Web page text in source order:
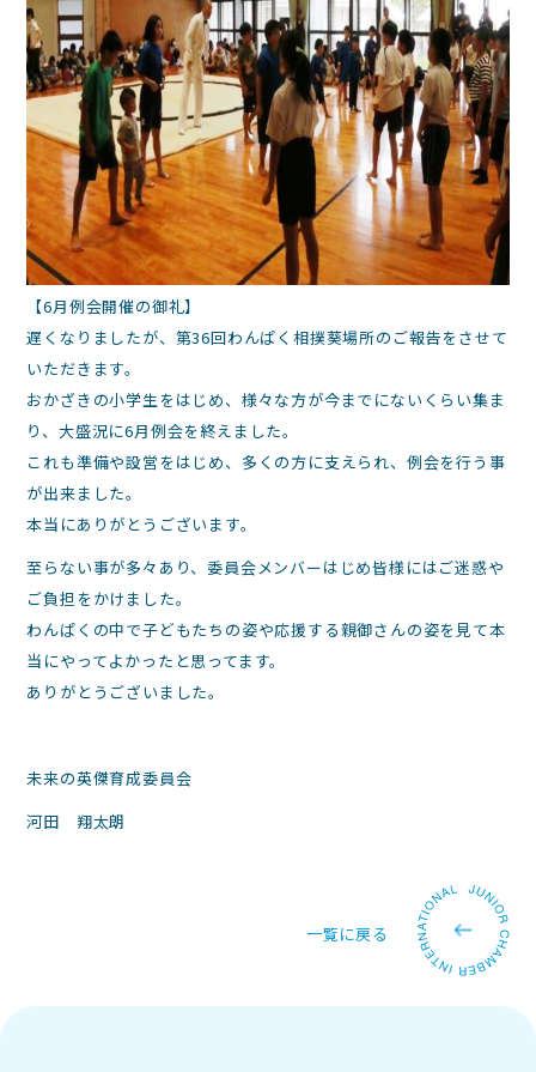
【6月例会開催の御礼】
遅くなりましたが、第36回わんぱく相撲葵場所のご報告をさせて
いただきます。
おかざきの小学生をはじめ、様々な方が今までにないくらい集ま
り、大盛況に6月例会を終えました。
これも準備や設営をはじめ、多くの方に支えられ、例会を行う事
が出来ました。
本当にありがとうございます。
至らない事が多々あり、委員会メンバーはじめ皆様にはご迷惑や
ご負担をかけました。
わんぱくの中で子どもたちの姿や応援する親御さんの姿を見て本
当にやってよかったと思ってます。
ありがとうございました。
未来の英傑育成委員会
河田 翔太朗
一覧に戻る